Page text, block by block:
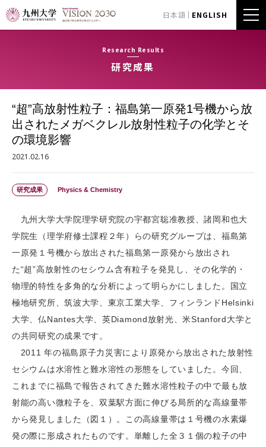
日本語 ENGLISH
Research Results
研究成果
“超”高放射性粒子：福島第一原発1号機から放
出されたメガベクレル放射性粒子の化学とそ
の環境影響
2021.02.16
研究成果 Physics & Chemistry
九州大学大学院理学研究院の宇都宮聡准教授、諸岡和也大
学院生（理学府修士課程２年）らの研究グループは、福島第
一原発１号機から放出された福島第一原発から放出され
た“超”高放射性のセシウム含有粒子を発見し、その化学的・
物理的特性を多角的な分析によって明らかにしました。国立
極地研究所、筑波大学、東京工業大学、フィンランドHelsinki
大学、仏Nantes大学、英Diamond放射光、米Stanford大学と
の共同研究の成果です。
2011 年の福島原子力災害により原発から放出された放射性
セシウムは水溶性と難水溶性の形態をしていました。今回、
これまでに福島で報告されてきた難水溶性粒子の中で最も放
射能の高い微粒子を、双葉駅方面に伸びる局所的な高線量帯
から発見しました（図１）。この高線量帯は１号機の水素爆
発の際に形成されたものです。単離した全３１個の粒子の中